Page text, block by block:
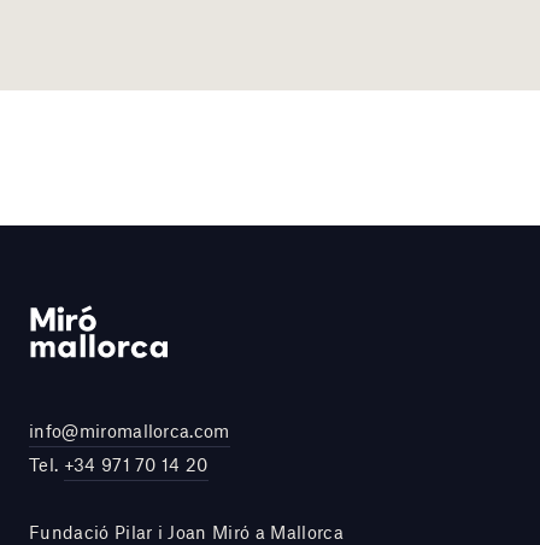
info@miromallorca.com
Tel. +34 971 70 14 20
Fundació Pilar i Joan Miró a Mallorca